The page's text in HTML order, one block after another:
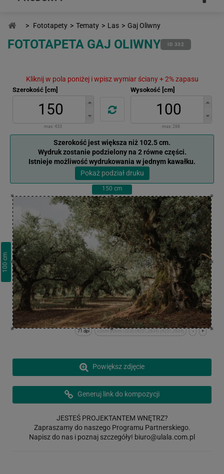
> Fototapety > Tematy > Las > Gaj Oliwny
FOTOTAPETA GAJ OLIWNY ID 332
Kliknij w pola poniżej i wpisz wymiar ściany + 2% zapasu
Szerokość [cm]
max: 433
Wysokość [cm]
max: 288
Szerokość jest większa niż 102.5 cm.
Wydruk zostanie podzielony na 2 równe części.
Istnieje możliwość wydrukowania w jednym kawałku.
Pokaż podział druku
150 cm
100
cm
+
-
x:0cm y:0cm | (0,0) (4251,2834) (4251,2834)
71 dpi
Powiększ zdjęcie
Generuj link do kompozycji
JESTEŚ PROJEKTANTEM WNĘTRZ?
Zapraszamy do naszego Programu Partnerskiego.
Napisz do nas i poznaj szczegóły! biuro@ulala.com.pl